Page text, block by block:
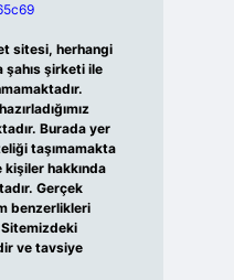
sitesi, herhangi
şirketi ile
Burada yer
taşımamakta
hakkında
Gerçek
benzerlikleri
ve tavsiye